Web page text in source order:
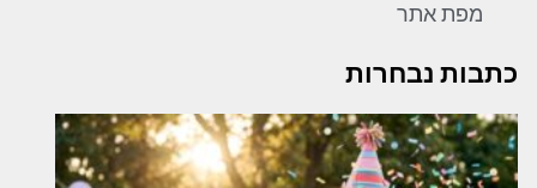
מפת אתר
כתבות נבחרות